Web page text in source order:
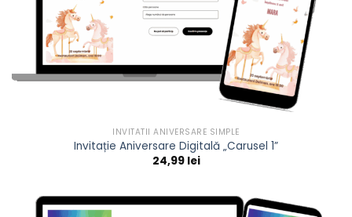
INVITATII ANIVERSARE SIMPLE
Invitație Aniversare Digitală „Carusel 1”
24,99 lei